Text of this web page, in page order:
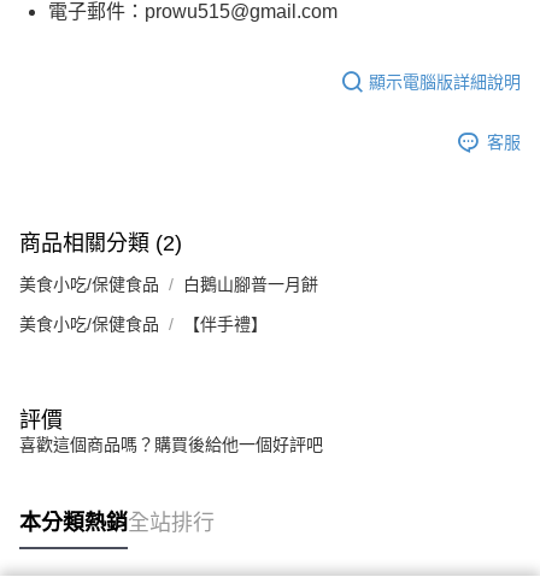
電子郵件：prowu515@gmail.com
顯示電腦版詳細說明
客服
商品相關分類 (2)
美食小吃/保健食品 白鵝山腳普一月餅
美食小吃/保健食品 【伴手禮】
評價
喜歡這個商品嗎？購買後給他一個好評吧
本分類熱銷全站排行